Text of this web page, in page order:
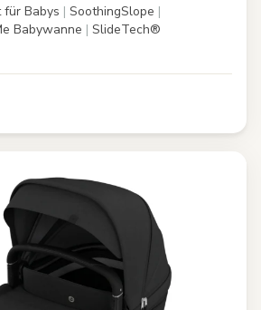
Babys | SoothingSlope |
Babywanne | SlideTech®